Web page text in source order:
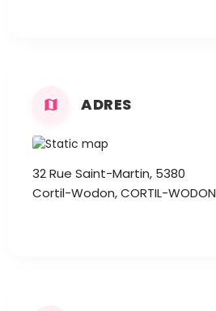
ADRES
32 Rue Saint-Martin, 5380
Cortil-Wodon, CORTIL-WODON